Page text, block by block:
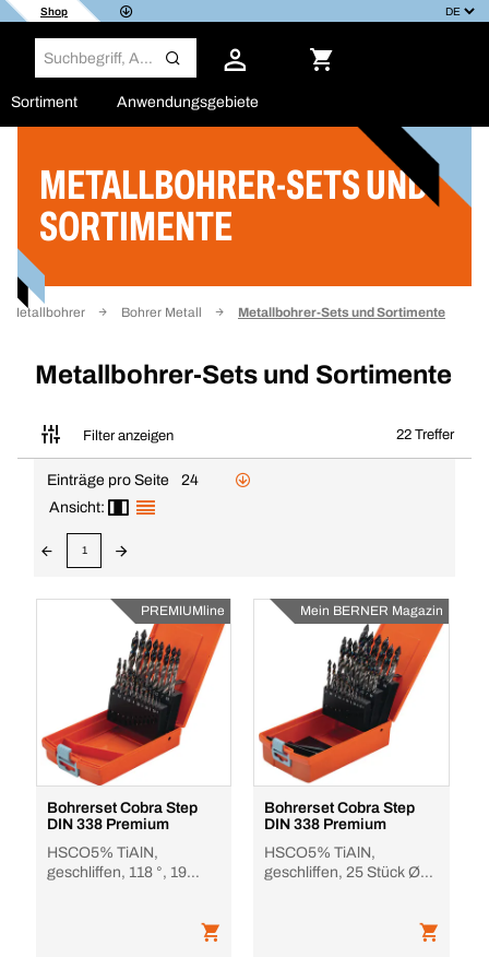
Shop
Sortiment Anwendungsgebiete
METALLBOHRER-SETS UND
SORTIMENTE
Metallbohrer Bohrer Metall Metallbohrer-Sets und Sortimente
Metallbohrer-Sets und Sortimente
Filter anzeigen 22 Treffer
Filter
Einträge pro Seite
24
Ansicht:
1
PREMIUMline
Bohrerset Cobra Step
DIN 338 Premium
HSCO5% TiAlN,
geschliffen, 118 °, 19
Mein BERNER Magazin
Bohrerset Cobra Step
DIN 338 Premium
HSCO5% TiAlN,
geschliffen, 25 Stück Ø1-